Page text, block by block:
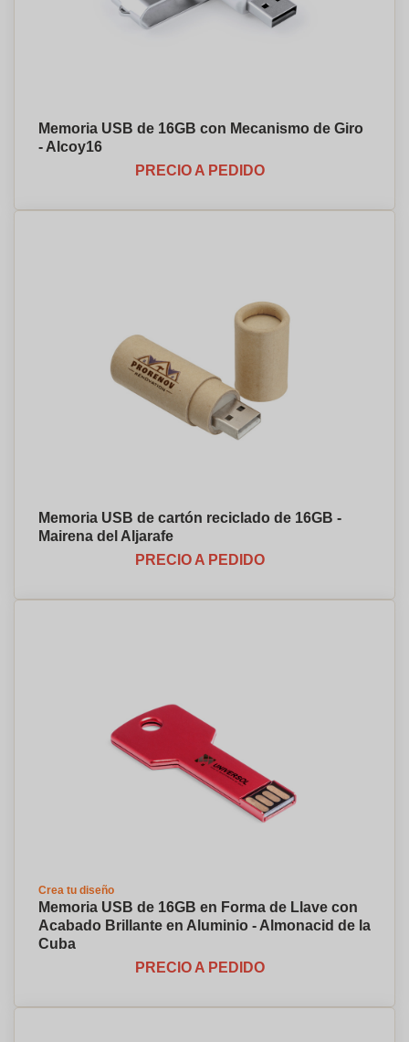
Memoria USB de 16GB con Mecanismo de Giro
- Alcoy⁠16
PRECIO A PEDIDO
Memoria USB de cartón reciclado de 16GB -
Mairena del Aljarafe
PRECIO A PEDIDO
Crea tu diseño
Memoria USB de 16GB en Forma de Llave con
Acabado Brillante en Aluminio - Almonacid de la
Cuba
PRECIO A PEDIDO